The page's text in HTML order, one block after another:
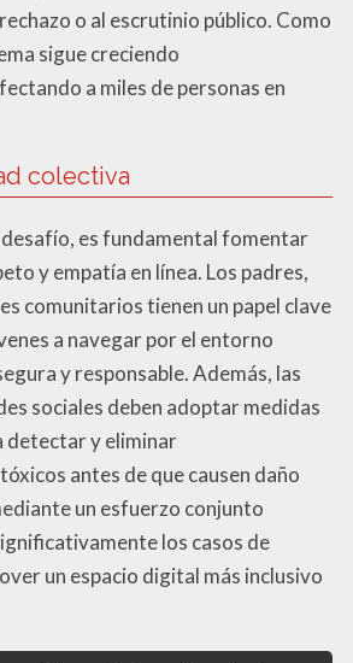
o al escrutinio público. Como
sigue creciendo
a miles de personas en
colectiva
es fundamental fomentar
y empatía en línea. Los padres,
comunitarios tienen un papel clave
a navegar por el entorno
y responsable. Además, las
sociales deben adoptar medidas
detectar y eliminar
antes de que causen daño
un esfuerzo conjunto
los casos de
un espacio digital más inclusivo